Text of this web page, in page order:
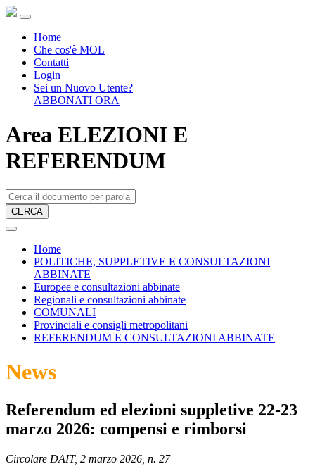
Home
Che cos'è MOL
Contatti
Login
Sei un Nuovo Utente?
ABBONATI ORA
Area ELEZIONI E
REFERENDUM
CERCA
Home
POLITICHE, SUPPLETIVE E CONSULTAZIONI
ABBINATE
Europee e consultazioni abbinate
Regionali e consultazioni abbinate
COMUNALI
Provinciali e consigli metropolitani
REFERENDUM E CONSULTAZIONI ABBINATE
News
Referendum ed elezioni suppletive 22-23
marzo 2026: compensi e rimborsi
Circolare DAIT, 2 marzo 2026, n. 27